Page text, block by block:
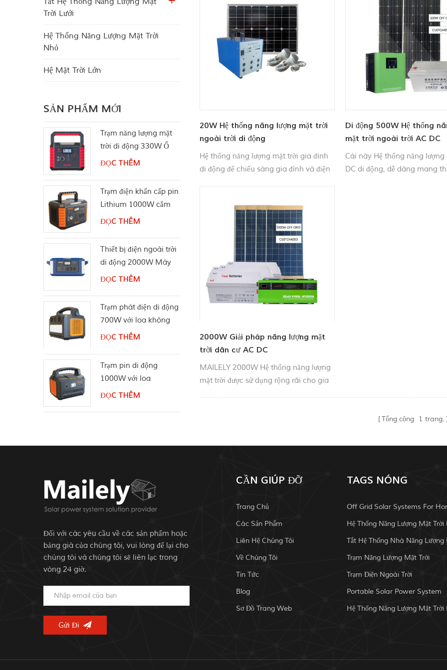
20W Hệ thống năng lượng mặt trời
ngoài trời di động
Hệ thống năng lượng mặt trời gia đình
di động để chiếu sáng gia đình và điện
Di động 500W Hệ thống
mặt trời ngoài trời AC DC
Cái này Hệ thống năng lượng
DC di động, dễ dàng mang
2000W Giải pháp năng lượng mặt
trời dân cư AC DC
MAILELY 2000W Hệ thống năng lượng
mặt trời được sử dụng rộng rãi cho gia
Tổng cộng 1 trang.
Trời Lưới
Hệ Thống Năng Lượng Mặt Trời
Nhỏ
Hệ Mặt Trời Lớn
SẢN PHẨM MỚI
Trạm năng lượng mặt
trời di động 330W Ổ
cắm điện AC Pure Sine
ĐỌC THÊM
Trạm điện khẩn cấp pin
Lithium 1000W cắm
trại
ĐỌC THÊM
Thiết bị điện ngoài trời
di động 2000W Máy
phát điện năng lượng
ĐỌC THÊM
Trạm phát điện di động
700W với loa không
dây Bluetooth
ĐỌC THÊM
Trạm pin di động
1000W với loa
Bluetooth
ĐỌC THÊM
Đối với các yêu cầu về các sản phẩm hoặc
bảng giá của chúng tôi, vui lòng để lại cho
chúng tôi và chúng tôi sẽ liên lạc trong
vòng 24 giờ.
CẦN GIÚP ĐỠ
Trang Chủ
Các Sản Phẩm
Liên Hệ Chúng Tôi
Về Chúng Tôi
Tin Tức
Blog
Sơ Đồ Trang Web
TAGS NÓNG
Off Grid Solar Systems For
Trạm Năng Lượng Mặt Trời
Trạm Điện Ngoài Trời
Portable Solar Power System